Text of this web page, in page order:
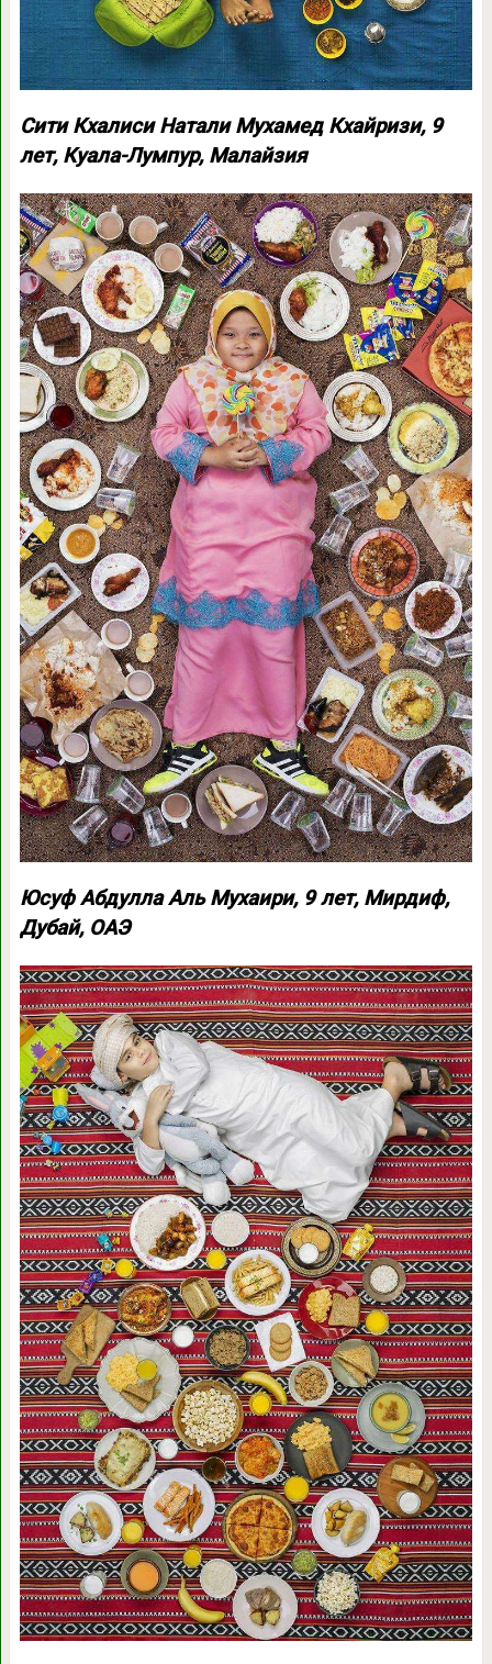
Сити Кхалиси Натали Мухамед Кхайризи, 9
лет, Куала-Лумпур, Малайзия
Юсуф Абдулла Аль Мухаири, 9 лет, Мирдиф,
Дубай, ОАЭ